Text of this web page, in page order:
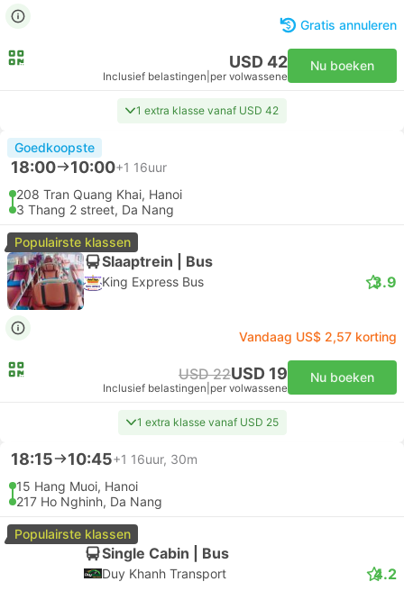
Gratis annuleren
USD 42
Inclusief belastingen per volwassene
Nu boeken
1 extra klasse vanaf USD 42
Goedkoopste
18:00 10:00+1 16uur
208 Tran Quang Khai, Hanoi
3 Thang 2 street, Da Nang
Populairste klassen
Slaaptrein | Bus
King Express Bus 3.9
Vandaag US$ 2,57 korting
USD 22USD 19
Inclusief belastingen per volwassene
Nu boeken
1 extra klasse vanaf USD 25
18:15 10:45+1 16uur, 30m
15 Hang Muoi, Hanoi
217 Ho Nghinh, Da Nang
Populairste klassen
Single Cabin | Bus
Duy Khanh Transport 4.2